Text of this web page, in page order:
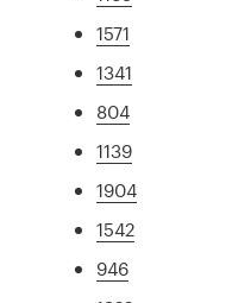
1571
1341
804
1139
1904
1542
946